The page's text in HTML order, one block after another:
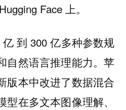
Face 上。
到 300 亿多种参数规
自然语言推理能力。苹
版本中改进了数据混合
在多文本图像理解、